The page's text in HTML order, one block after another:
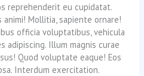
reprehenderit eu cupidatat.
Mollitia, sapiente ornare!
officia voluptatibus, vehicula
adipiscing. Illum magnis curae
Quod voluptate eaque! Eos
Interdum exercitation.